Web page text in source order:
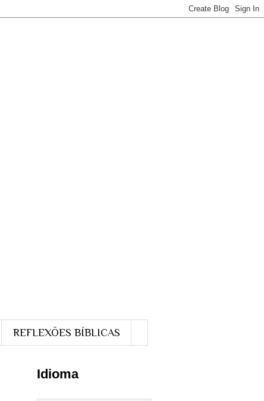
REFLEXÕES BÍBLICAS
Idioma